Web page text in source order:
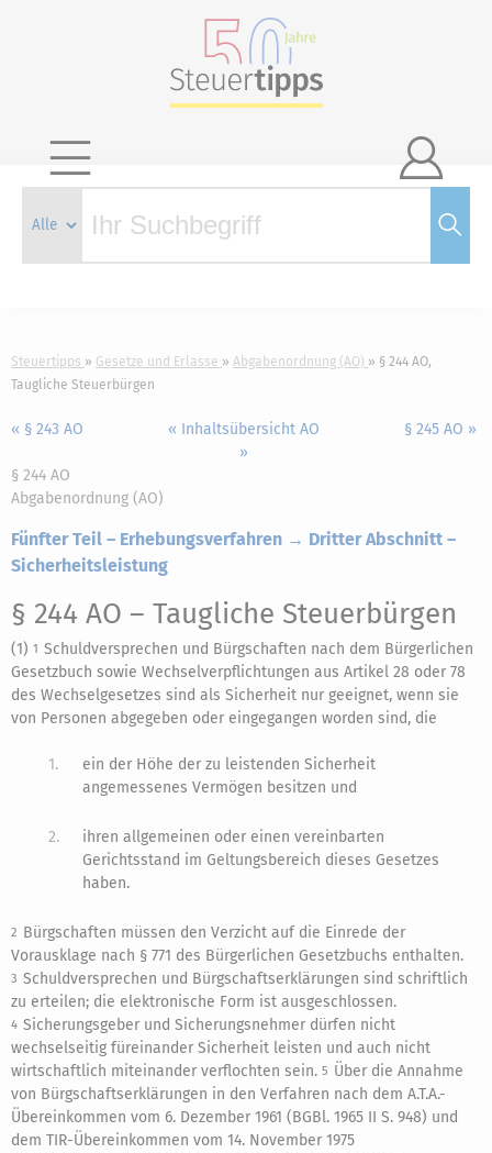

Steuertipps Gesetze und Erlasse Abgabenordnung (AO)
§ 244 AO,
Taugliche Steuerbürgen
« § 243 AO
« Inhaltsübersicht AO
»
§ 245 AO »
§ 244 AO
Abgabenordnung (AO)
Fünfter Teil – Erhebungsverfahren → Dritter Abschnitt –
Sicherheitsleistung
§ 244 AO – Taugliche Steuerbürgen
(1) 1 Schuldversprechen und Bürgschaften nach dem Bürgerlichen
Gesetzbuch sowie Wechselverpflichtungen aus Artikel 28 oder 78
des Wechselgesetzes sind als Sicherheit nur geeignet, wenn sie
von Personen abgegeben oder eingegangen worden sind, die
1.
ein der Höhe der zu leistenden Sicherheit
angemessenes Vermögen besitzen und
2.
ihren allgemeinen oder einen vereinbarten
Gerichtsstand im Geltungsbereich dieses Gesetzes
haben.
2 Bürgschaften müssen den Verzicht auf die Einrede der
Vorausklage nach § 771 des Bürgerlichen Gesetzbuchs enthalten.
3 Schuldversprechen und Bürgschaftserklärungen sind schriftlich
zu erteilen; die elektronische Form ist ausgeschlossen.
4 Sicherungsgeber und Sicherungsnehmer dürfen nicht
wechselseitig füreinander Sicherheit leisten und auch nicht
wirtschaftlich miteinander verflochten sein. 5 Über die Annahme
von Bürgschaftserklärungen in den Verfahren nach dem A.T.A.-
Übereinkommen vom 6. Dezember 1961 (BGBl. 1965 II S. 948) und
dem TIR-Übereinkommen vom 14. November 1975